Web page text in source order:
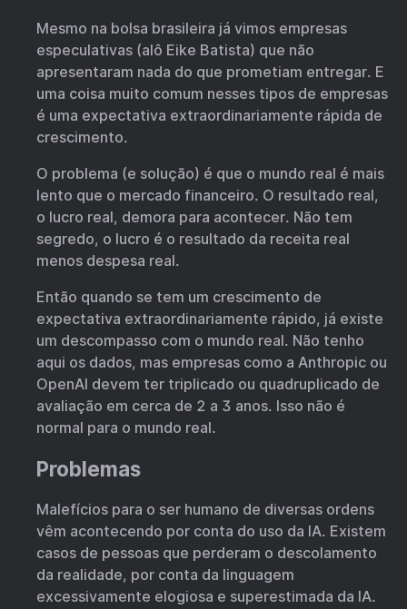
Mesmo na bolsa brasileira já vimos empresas
especulativas (alô Eike Batista) que não
apresentaram nada do que prometiam entregar. E
uma coisa muito comum nesses tipos de empresas
é uma expectativa extraordinariamente rápida de
crescimento.
O problema (e solução) é que o mundo real é mais
lento que o mercado financeiro. O resultado real,
o lucro real, demora para acontecer. Não tem
segredo, o lucro é o resultado da receita real
menos despesa real.
Então quando se tem um crescimento de
expectativa extraordinariamente rápido, já existe
um descompasso com o mundo real. Não tenho
aqui os dados, mas empresas como a Anthropic ou
OpenAI devem ter triplicado ou quadruplicado de
avaliação em cerca de 2 a 3 anos. Isso não é
normal para o mundo real.
Problemas
Malefícios para o ser humano de diversas ordens
vêm acontecendo por conta do uso da IA. Existem
casos de pessoas que perderam o descolamento
da realidade, por conta da linguagem
excessivamente elogiosa e superestimada da IA.